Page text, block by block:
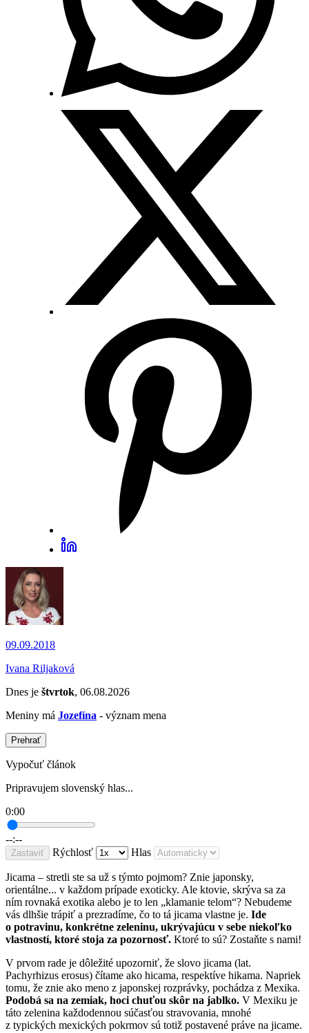
09.09.2018
Ivana Riljaková
Dnes je štvrtok, 06.08.2026
Meniny má Jozefína - význam mena
Prehrať
Vypočuť článok
Pripravujem slovenský hlas...
0:00
--:--
Zastaviť Rýchlosť Hlas
Jicama – stretli ste sa už s týmto pojmom? Znie japonsky,
orientálne... v každom prípade exoticky. Ale ktovie, skrýva sa za
ním rovnaká exotika alebo je to len „klamanie telom“? Nebudeme
vás dlhšie trápiť a prezradíme, čo to tá jicama vlastne je. Ide
o potravinu, konkrétne zeleninu, ukrývajúcu v sebe niekoľko
vlastností, ktoré stoja za pozornosť. Ktoré to sú? Zostaňte s nami!
V prvom rade je dôležité upozorniť, že slovo jicama (lat.
Pachyrhizus erosus) čítame ako hicama, respektíve hikama. Napriek
tomu, že znie ako meno z japonskej rozprávky, pochádza z Mexika.
Podobá sa na zemiak, hoci chuťou skôr na jablko. V Mexiku je
táto zelenina každodennou súčasťou stravovania, mnohé
z typických mexických pokrmov sú totiž postavené práve na jicame.